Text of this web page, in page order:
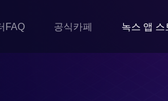
FAQ 공식카페 녹스 앱 스